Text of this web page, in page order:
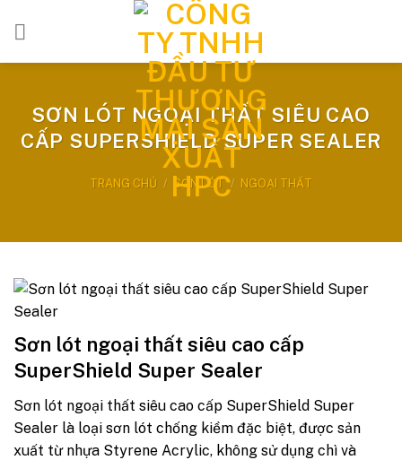
SƠN LÓT NGOẠI THẤT SIÊU CAO
CẤP SUPERSHIELD SUPER SEALER
TRANG CHỦ / SƠN LÓT / NGOẠI THẤT
Sơn lót ngoại thất siêu cao cấp
SuperShield Super Sealer
Sơn lót ngoại thất siêu cao cấp SuperShield Super
Sealer là loại sơn lót chống kiềm đặc biệt, được sản
xuất từ nhựa Styrene Acrylic, không sử dụng chì và